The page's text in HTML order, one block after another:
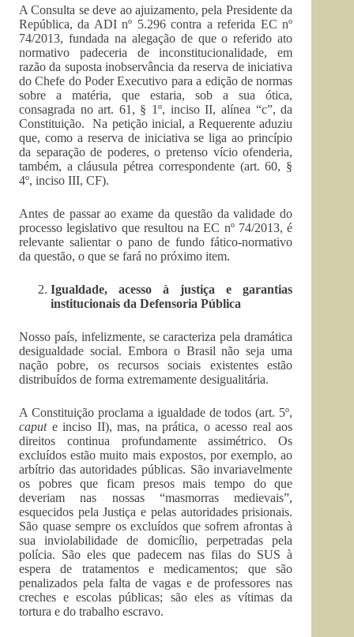
A Consulta se deve ao ajuizamento, pela Presidente da
República, da ADI nº 5.296 contra a referida EC nº
74/2013, fundada na alegação de que o referido ato
normativo padeceria de inconstitucionalidade, em
razão da suposta inobservância da reserva de iniciativa
do Chefe do Poder Executivo para a edição de normas
sobre a matéria, que estaria, sob a sua ótica,
consagrada no art. 61, § 1º, inciso II, alínea “c”, da
Constituição. Na petição inicial, a Requerente aduziu
que, como a reserva de iniciativa se liga ao princípio
da separação de poderes, o pretenso vício ofenderia,
também, a cláusula pétrea correspondente (art. 60, §
4º, inciso III, CF).
Antes de passar ao exame da questão da validade do
processo legislativo que resultou na EC nº 74/2013, é
relevante salientar o pano de fundo fático-normativo
da questão, o que se fará no próximo item.
Igualdade, acesso à justiça e garantias
institucionais da Defensoria Pública
Nosso país, infelizmente, se caracteriza pela dramática
desigualdade social. Embora o Brasil não seja uma
nação pobre, os recursos sociais existentes estão
distribuídos de forma extremamente desigualitária.
A Constituição proclama a igualdade de todos (art. 5º,
capute inciso II), mas, na prática, o acesso real aos
direitos continua profundamente assimétrico. Os
excluídos estão muito mais expostos, por exemplo, ao
arbítrio das autoridades públicas. São invariavelmente
os pobres que ficam presos mais tempo do que
deveriam nas nossas “masmorras medievais”,
esquecidos pela Justiça e pelas autoridades prisionais.
São quase sempre os excluídos que sofrem afrontas à
sua inviolabilidade de domicílio, perpetradas pela
polícia. São eles que padecem nas filas do SUS à
espera de tratamentos e medicamentos; que são
penalizados pela falta de vagas e de professores nas
creches e escolas públicas; são eles as vítimas da
tortura e do trabalho escravo.